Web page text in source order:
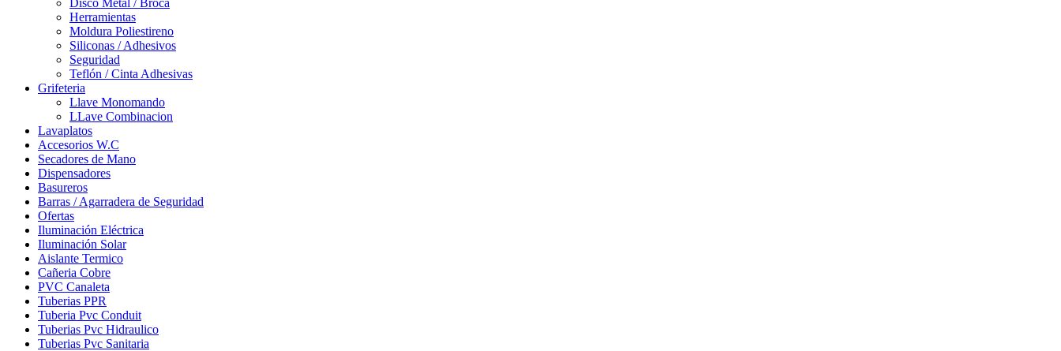
Disco Metal / Broca
Herramientas
Moldura Poliestireno
Siliconas / Adhesivos
Seguridad
Teflón / Cinta Adhesivas
Grifeteria
Llave Monomando
LLave Combinacion
Lavaplatos
Accesorios W.C
Secadores de Mano
Dispensadores
Basureros
Barras / Agarradera de Seguridad
Ofertas
Iluminación Eléctrica
Iluminación Solar
Aislante Termico
Cañeria Cobre
PVC Canaleta
Tuberias PPR
Tuberia Pvc Conduit
Tuberias Pvc Hidraulico
Tuberias Pvc Sanitaria